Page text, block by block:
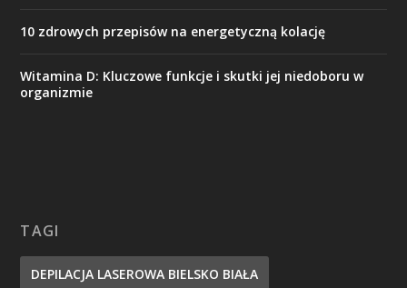
10 zdrowych przepisów na energetyczną kolację
Witamina D: Kluczowe funkcje i skutki jej niedoboru w
organizmie
TAGI
DEPILACJA LASEROWA BIELSKO BIAŁA